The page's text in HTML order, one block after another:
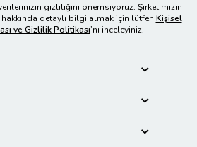
gizliliğini önemsiyoruz. Şirketimizin
detaylı bilgi almak için lütfen Kişisel
ve Gizlilik Politikası’nı inceleyiniz.